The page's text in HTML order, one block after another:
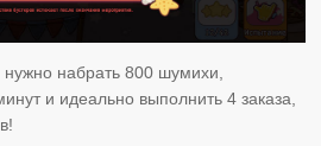
набрать 800 шумихи,
и идеально выполнить 4 заказа,